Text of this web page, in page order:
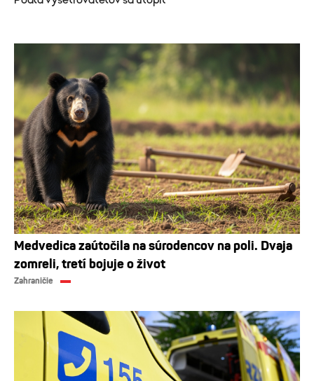
Medvedica zaútočila na súrodencov na poli. Dvaja
zomreli, tretí bojuje o život
Zahraničie